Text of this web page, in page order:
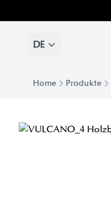
DE
Home Produkte